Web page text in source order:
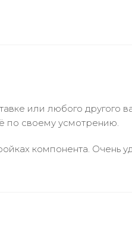
или любого другого
по своему усмотрению.
компонента. Очень